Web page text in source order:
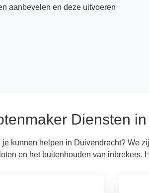
aanbevelen en deze uitvoeren
Diensten
kunnen helpen in Duivendrecht? We
en het buitenhouden van inbrekers.